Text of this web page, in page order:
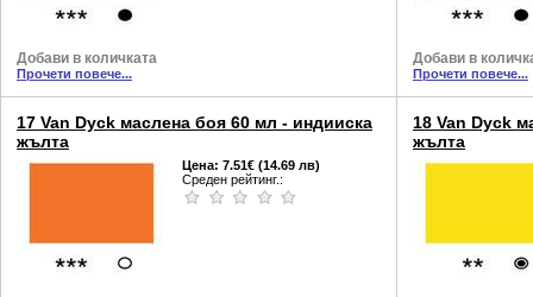
Добави в количката
Прочети повече...
Добави в
Прочети повече...
17 Van Dyck маслена боя 60 мл - индииска
жълта
Цена: 7.51€ (14.69 лв)
Среден рейтинг.:
18 Van Dyck
жълта